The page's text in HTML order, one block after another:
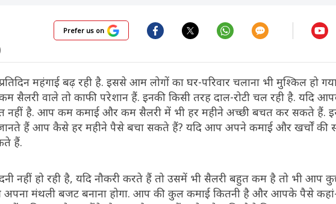
Prefer us on
महंगाई बढ़ रही है. इससे आम लोगों का घर-परिवार चलाना भी मुश्किल हो
सैलरी वाले तो काफी परेशान हैं. इनकी किसी तरह दाल-रोटी चल रही है. यदि
नहीं है. आप कम कमाई और कम सैलरी में भी हर महीने अच्छी बचत कर सकते हैं.
हैं आप कैसे हर महीने पैसे बचा सकते हैं? यदि आप अपने कमाई और खर्चों की
हैं.
नहीं हो रही है, यदि नौकरी करते हैं तो उसमें भी सैलरी बहुत कम है तो भी आप
मंथली बजट बनाना होगा. आप की कुल कमाई कितनी है और आपके पैसे